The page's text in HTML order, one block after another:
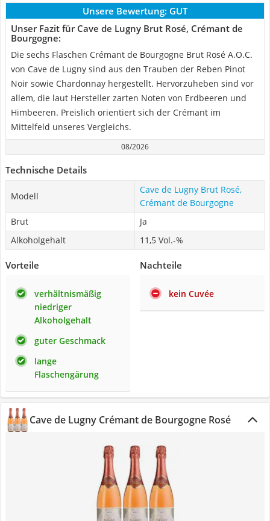
Unsere Bewertung: GUT
Unser Fazit für Cave de Lugny Brut Rosé, Crémant de
Bourgogne:
Die sechs Flaschen Crémant de Bourgogne Brut Rosé A.O.C.
von Cave de Lugny sind aus den Trauben der Reben Pinot
Noir sowie Chardonnay hergestellt. Hervorzuheben sind vor
allem, die laut Hersteller zarten Noten von Erdbeeren und
Himbeeren. Preislich orientiert sich der Crémant im
Mittelfeld unseres Vergleichs.
08/2026
Technische Details
Modell
Cave de Lugny Brut Rosé,
Crémant de Bourgogne
Brut
Ja
Alkoholgehalt
11,5 Vol.-%
Vorteile
verhältnismäßig
niedriger
Alkoholgehalt
guter Geschmack
lange
Flaschengärung
Nachteile
kein Cuvée
Cave de Lugny Crémant de Bourgogne Rosé